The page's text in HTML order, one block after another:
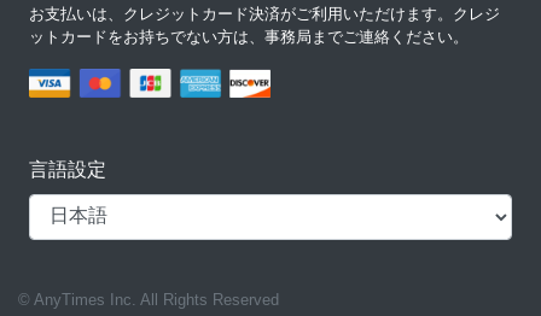
お支払いは、クレジットカード決済がご利用いただけます。クレジ
ットカードをお持ちでない方は、事務局までご連絡ください。
言語設定
© AnyTimes Inc. All Rights Reserved